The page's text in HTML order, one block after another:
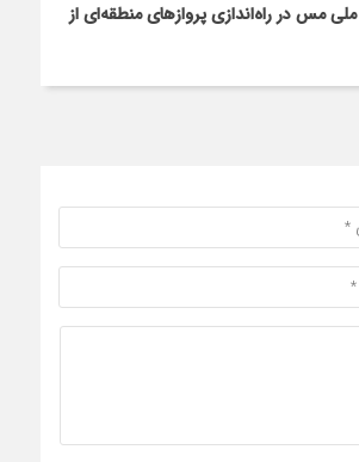
مس در راه‌اندازی پروازهای منطقه‌ای از